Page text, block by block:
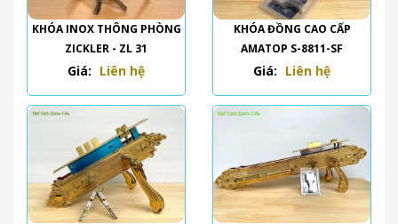
KHÓA INOX THÔNG PHÒNG
ZICKLER - ZL 31
Giá: Liên hệ
KHÓA ĐỒNG CAO CẤP
AMATOP S-8811-SF
Giá: Liên hệ